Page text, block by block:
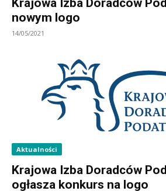
nowym logo
14/05/2021
Aktualności
Krajowa Izba Doradców
ogłasza konkurs na logo